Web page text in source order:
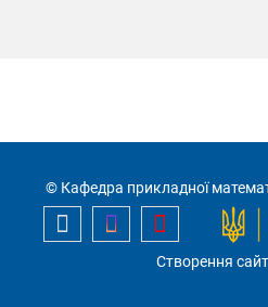
© Кафедра прикладної
Створення